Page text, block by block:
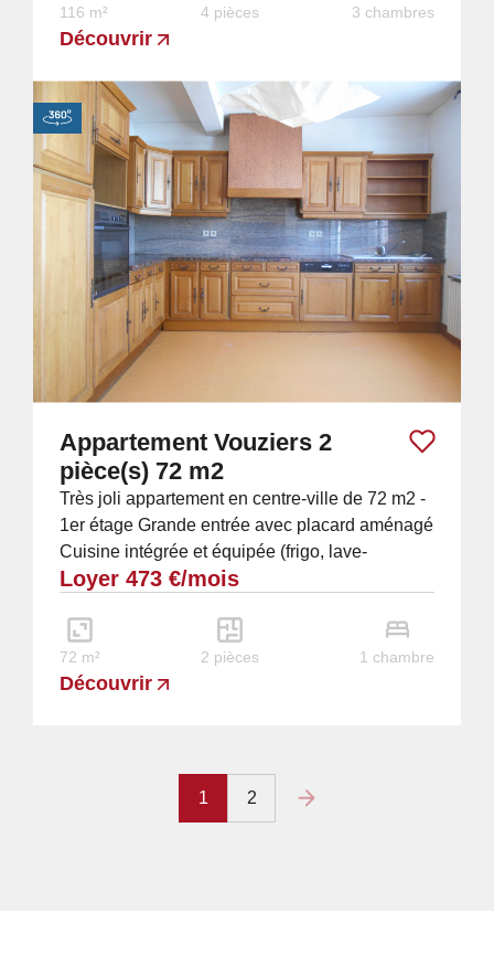
116 m² 4 pièces 3 chambres
Découvrir
Appartement Vouziers 2
pièce(s) 72 m2
Très joli appartement en centre-ville de 72 m2 -
1er étage Grande entrée avec placard aménagé
Cuisine intégrée et équipée (frigo, lave-
vaisselle, four, plaque vitro-céramique et...
Loyer 473 €/mois
72 m² 2 pièces 1 chambre
Découvrir
1 2